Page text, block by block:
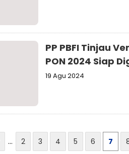
PP PBFI Tinjau
PON 2024 Siap
19 Agu 2024
... 2 3 4 5 6 7